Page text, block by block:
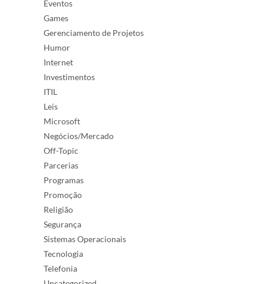
Eventos
Games
Gerenciamento de Projetos
Humor
Internet
Investimentos
ITIL
Leis
Microsoft
Negócios/Mercado
Off-Topic
Parcerias
Programas
Promoção
Religião
Segurança
Sistemas Operacionais
Tecnologia
Telefonia